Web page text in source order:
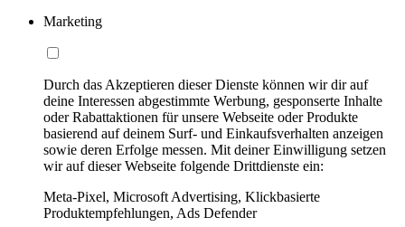
Marketing
Durch das Akzeptieren dieser Dienste können wir dir auf
deine Interessen abgestimmte Werbung, gesponserte Inhalte
oder Rabattaktionen für unsere Webseite oder Produkte
basierend auf deinem Surf- und Einkaufsverhalten anzeigen
sowie deren Erfolge messen. Mit deiner Einwilligung setzen
wir auf dieser Webseite folgende Drittdienste ein:
Meta-Pixel, Microsoft Advertising, Klickbasierte
Produktempfehlungen, Ads Defender